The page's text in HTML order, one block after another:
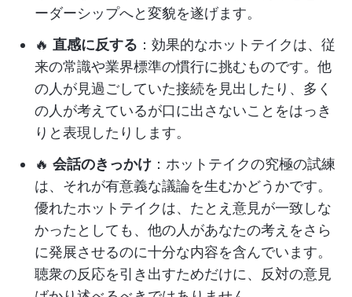
ーダーシップへと変貌を遂げます。
🔥 直感に反する ：効果的なホットテイクは、従
来の常識や業界標準の慣行に挑むものです。他
の人が見過ごしていた接続を見出したり、多く
の人が考えているが口に出さないことをはっき
りと表現したりします。
🔥 会話のきっかけ ：ホットテイクの究極の試練
は、それが有意義な議論を生むかどうかです。
優れたホットテイクは、たとえ意見が一致しな
かったとしても、他の人があなたの考えをさら
に発展させるのに十分な内容を含んでいます。
聴衆の反応を引き出すためだけに、反対の意見